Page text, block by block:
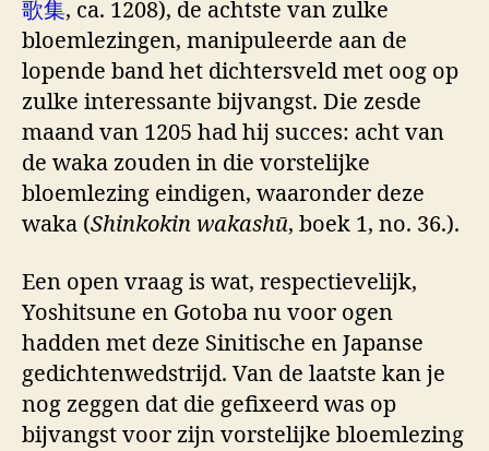
歌集, ca. 1208), de achtste van zulke
bloemlezingen, manipuleerde aan de
lopende band het dichtersveld met oog op
zulke interessante bijvangst. Die zesde
maand van 1205 had hij succes: acht van
de waka zouden in die vorstelijke
bloemlezing eindigen, waaronder deze
waka (Shinkokin wakashū, boek 1, no. 36.).
Een open vraag is wat, respectievelijk,
Yoshitsune en Gotoba nu voor ogen
hadden met deze Sinitische en Japanse
gedichtenwedstrijd. Van de laatste kan je
nog zeggen dat die gefixeerd was op
bijvangst voor zijn vorstelijke bloemlezing